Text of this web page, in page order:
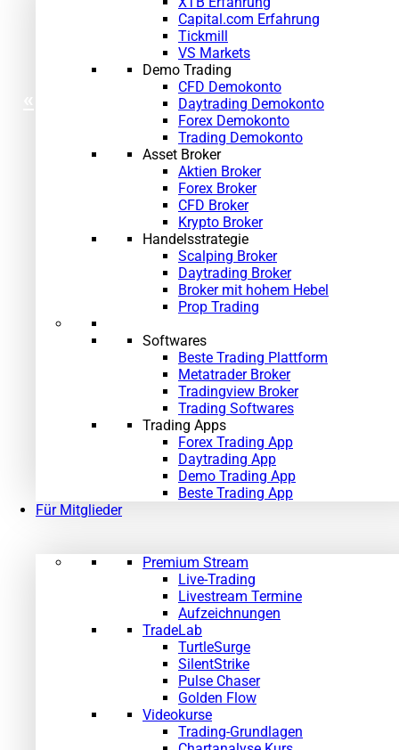
Capital.com Erfahrung
Tickmill
VS Markets
Demo Trading
CFD Demokonto
Daytrading Demokonto
Forex Demokonto
Trading Demokonto
Asset Broker
Aktien Broker
Forex Broker
CFD Broker
Krypto Broker
Handelsstrategie
Scalping Broker
Daytrading Broker
Broker mit hohem Hebel
Prop Trading
Softwares
Beste Trading Plattform
Metatrader Broker
Tradingview Broker
Trading Softwares
Trading Apps
Forex Trading App
Daytrading App
Demo Trading App
Beste Trading App
Für Mitglieder
Premium Stream
Live-Trading
Livestream Termine
Aufzeichnungen
TradeLab
TurtleSurge
SilentStrike
Pulse Chaser
Golden Flow
Videokurse
Trading-Grundlagen